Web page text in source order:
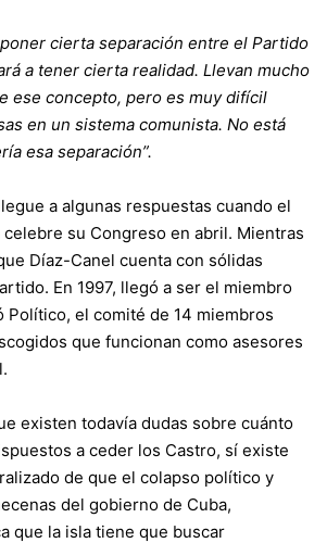
cierta separación entre el Partido
a tener cierta realidad. Llevan mucho
ese concepto, pero es muy difícil
en un sistema comunista. No está
esa separación”.
a algunas respuestas cuando el
su Congreso en abril. Mientras
Díaz-Canel cuenta con sólidas
En 1997, llegó a ser el miembro
Político, el comité de 14 miembros
que funcionan como asesores
existen todavía dudas sobre cuánto
a ceder los Castro, sí existe
de que el colapso político y
del gobierno de Cuba,
que la isla tiene que buscar